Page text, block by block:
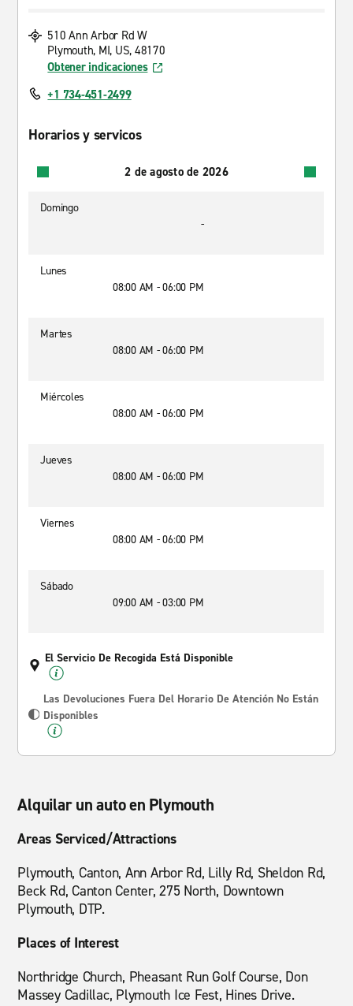
510 Ann Arbor Rd W
Plymouth, MI, US, 48170
Obtener indicaciones
+1 734-451-2499
Horarios y servicos
2 de agosto de 2026
Domingo
-
Lunes
08:00 AM - 06:00 PM
Martes
08:00 AM - 06:00 PM
Miércoles
08:00 AM - 06:00 PM
Jueves
08:00 AM - 06:00 PM
Viernes
08:00 AM - 06:00 PM
Sábado
09:00 AM - 03:00 PM
El Servicio De Recogida Está Disponible
Las Devoluciones Fuera Del Horario De Atención No Están
Disponibles
Alquilar un auto en Plymouth
Areas Serviced/Attractions
Plymouth, Canton, Ann Arbor Rd, Lilly Rd, Sheldon Rd,
Beck Rd, Canton Center, 275 North, Downtown
Plymouth, DTP.
Places of Interest
Northridge Church, Pheasant Run Golf Course, Don
Massey Cadillac, Plymouth Ice Fest, Hines Drive.